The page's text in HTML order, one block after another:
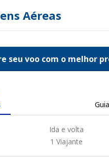
Aéreas
seu voo com o melhor
Ida e volta
1 Viajante